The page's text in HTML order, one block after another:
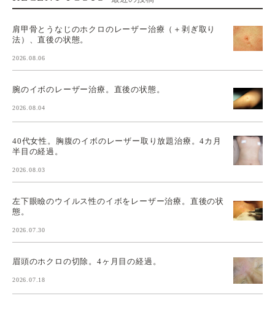
肩甲骨とうなじのホクロのレーザー治療（＋剥ぎ取り
法）、直後の状態。
2026.08.06
腕のイボのレーザー治療。直後の状態。
2026.08.04
40代女性。胸腹のイボのレーザー取り放題治療。4カ月
半目の経過。
2026.08.03
左下眼瞼のウイルス性のイボをレーザー治療。直後の状
態。
2026.07.30
眉頭のホクロの切除。4ヶ月目の経過。
2026.07.18